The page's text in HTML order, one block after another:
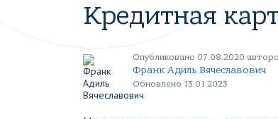
Кредитная
Опубликовано 07.08.2020
Франк Адиль Вячеславович
Обновлено 13.01.2023